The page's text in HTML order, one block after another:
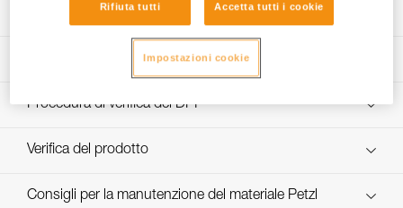
Scarica la scheda tecnica (PDF)
Technical Notice
App per il controllo e la manutenzione dei DPI
Procedura di verifica del DPI
verif EPI-GRILLON-procedure-IT
Verifica del prodotto
verif EPI-GRILLON-suivi-IT
Consigli per la manutenzione del materiale Petzl
Rifiuta tutti Accetta tutti i cookie
Impostazioni cookie